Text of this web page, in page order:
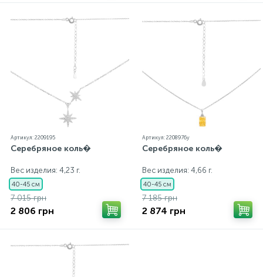
Артикул: 2209195
Серебряное коль�
Вес изделия: 4,23 г.
40-45 см
7 015 грн
2 806 грн
Артикул: 2208976y
Серебряное коль�
Вес изделия: 4,66 г.
40-45 см
7 185 грн
2 874 грн